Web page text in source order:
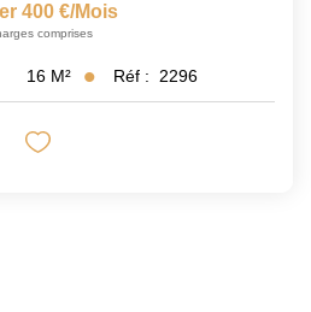
400 €/mois
comprises
16 M² Réf : 2296